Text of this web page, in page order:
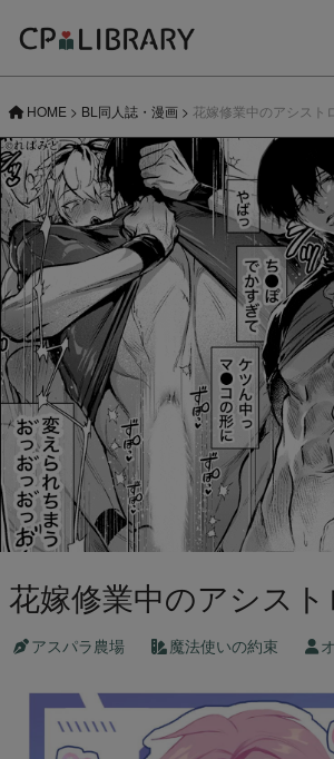
HOME > BL同人誌・漫画 > 花嫁修業中のアシスト
花嫁修業中のアシス
アスパラ農場 魔法使いの約束